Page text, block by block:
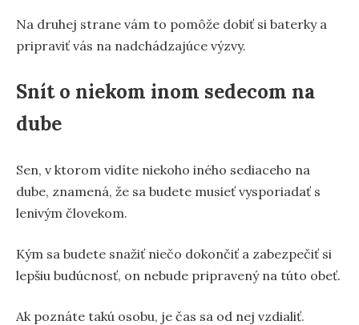
Na druhej strane vám to pomôže dobiť si baterky a
pripraviť vás na nadchádzajúce výzvy.
Snít o niekom inom sedecom na
dube
Sen, v ktorom vidíte niekoho iného sediaceho na
dube, znamená, že sa budete musieť vysporiadať s
lenivým človekom.
Kým sa budete snažiť niečo dokončiť a zabezpečiť si
lepšiu budúcnosť, on nebude pripravený na túto obeť.
Ak poznáte takú osobu, je čas sa od nej vzdialiť.